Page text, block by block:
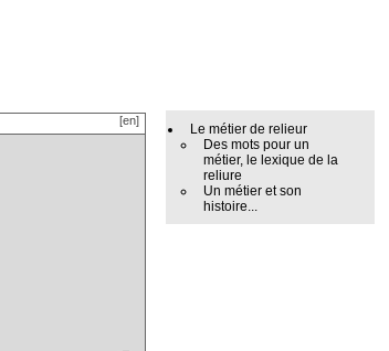
Le métier de relieur
Des mots pour un
métier, le lexique de la
reliure
Un métier et son
histoire...
[en]